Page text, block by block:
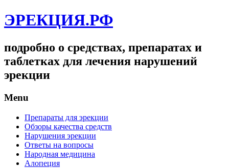
ЭРЕКЦИЯ.РФ
подробно о средствах, препаратах и
таблетках для лечения нарушений
эрекции
Menu
Препараты для эрекции
Обзоры качества средств
Нарушения эрекции
Ответы на вопросы
Народная медицина
Алопеция